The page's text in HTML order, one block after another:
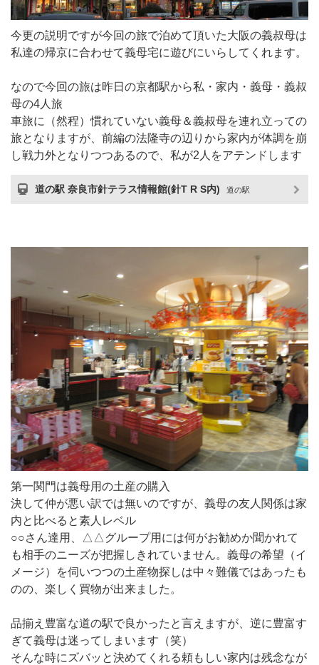
今更の説明ですが今回の旅で泊めて頂いた大阪の義叔母は
私達の帰京に合わせて義母宅に遊びにいらしてくれます。
なので今回の旅は昨日の京都駅から私・家内・義母・義叔
母の4人旅
車旅に（然程）慣れていない義母＆義叔母を連れ立っての
旅となりますが、前編の法隆寺の辺りから家内が体調を崩
し戦力外となりつつあるので、私が2人をアテンドします
道の駅 奈良市針テラス情報館(針T R S内) 道の駅
第一関門は義母用の土産の購入
決して仲が悪い訳では無いのですが、義母の友人関係は家
内と比べると素人レベル
○○さん達用、△△グループ用には何がお勧めか聞かれて
も相手のニーズが把握しきれていません。義母の希望（イ
メージ）を伺いつつの土産物探しは中々難儀ではあったも
のの、楽しく買物が出来ました。
品揃え豊富な道の駅で良かったと言えますが、逆に豊富す
ぎて義母は迷ってしまいます（笑）
そんな時にズバッと決めてくれる頼もしい家内は残念なが